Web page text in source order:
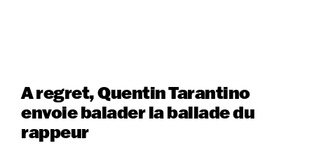
A regret, Quentin Tarantino
envoie balader la ballade du
rappeur